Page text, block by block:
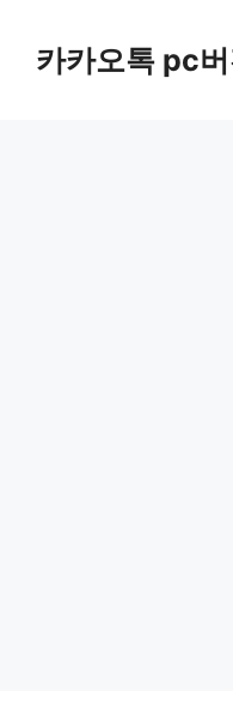
카카오톡 pc